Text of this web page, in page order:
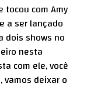
com Amy
a ser lançado
dois shows no
nesta
com ele, você
vamos deixar o